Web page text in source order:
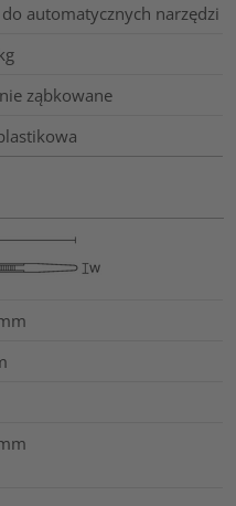
automatycznych narzędzi
ząbkowane